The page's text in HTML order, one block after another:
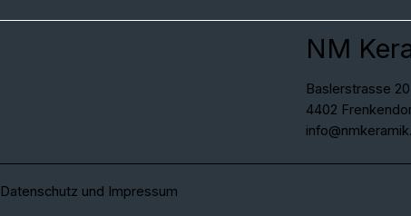
NM
Baslerstrasse 20
4402
Datenschutz und Impressum